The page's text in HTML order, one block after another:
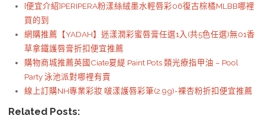
[便宜介紹]PERIPERA粉漾絲絨墨水輕唇彩06復古棕橘MLBB哪裡
買的到
網購推薦【YADAH】迷漾潤彩蜜唇膏任選1入(共5色任選)無01香
草拿鐵護唇膏折扣便宜推薦
購物商城推薦英國Ciate夏緹 Paint Pots 類光療指甲油 – Pool
Party 泳池派對哪裡有賣
線上訂購NH專業彩妝 啵漾護唇彩筆(2.9g)-裸杏粉折扣便宜推薦
Related Posts: